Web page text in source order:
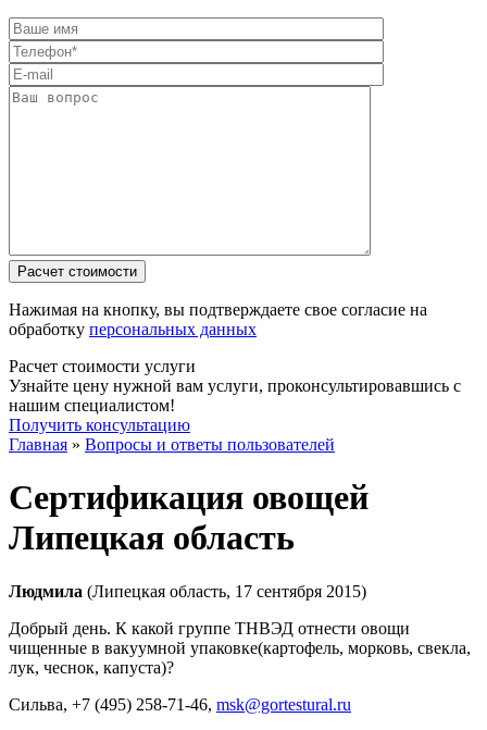
Нажимая на кнопку, вы подтверждаете свое согласие на
обработку персональных данных
Расчет стоимости услуги
Узнайте цену нужной вам услуги, проконсультировавшись с
нашим специалистом!
Получить консультацию
Главная » Вопросы и ответы пользователей
Сертификация овощей
Липецкая область
Людмила (Липецкая область, 17 сентября 2015)
Добрый день. К какой группе ТНВЭД отнести овощи
чищенные в вакуумной упаковке(картофель, морковь, свекла,
лук, чеснок, капуста)?
Сильва, +7 (495) 258-71-46, msk@gortestural.ru